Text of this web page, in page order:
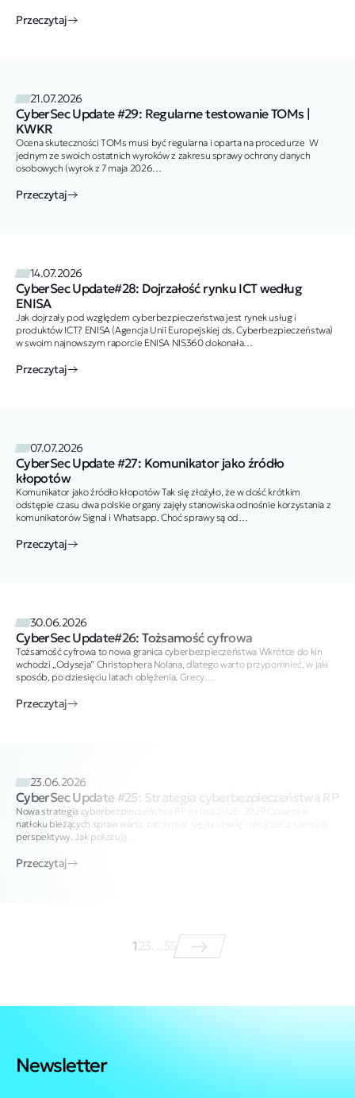
Przeczytaj
21.07.2026
CyberSec Update #29: Regularne testowanie TOMs |
KWKR
Ocena skuteczności TOMs musi być regularna i oparta na procedurze W
jednym ze swoich ostatnich wyroków z zakresu sprawy ochrony danych
osobowych (wyrok z 7 maja 2026…
Przeczytaj
14.07.2026
CyberSec Update#28: Dojrzałość rynku ICT według
ENISA
Jak dojrzały pod względem cyberbezpieczeństwa jest rynek usług i
produktów ICT? ENISA (Agencja Unii Europejskiej ds. Cyberbezpieczeństwa)
w swoim najnowszym raporcie ENISA NIS360 dokonała…
Przeczytaj
07.07.2026
CyberSec Update #27: Komunikator jako źródło
kłopotów
Komunikator jako źródło kłopotów Tak się złożyło, że w dość krótkim
odstępie czasu dwa polskie organy zajęły stanowiska odnośnie korzystania z
komunikatorów Signal i Whatsapp. Choć sprawy są od…
Przeczytaj
30.06.2026
CyberSec Update#26: Tożsamość cyfrowa
Tożsamość cyfrowa to nowa granica cyberbezpieczeństwa Wkrótce do kin
wchodzi „Odyseja” Christophera Nolana, dlatego warto przypomnieć, w jaki
sposób, po dziesięciu latach oblężenia, Grecy…
Przeczytaj
23.06.2026
CyberSec Update #25: Strategia cyberbezpieczeństwa RP
Nowa strategia cyberbezpieczeństwa RP na lata 2026-2029 Czasem w
natłoku bieżących spraw warto zatrzymać się na chwilę i spojrzeć z szerszej
perspektywy. Jak pokazują…
Przeczytaj
123 55
Newsletter